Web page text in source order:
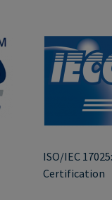
ISO/IEC
Certification